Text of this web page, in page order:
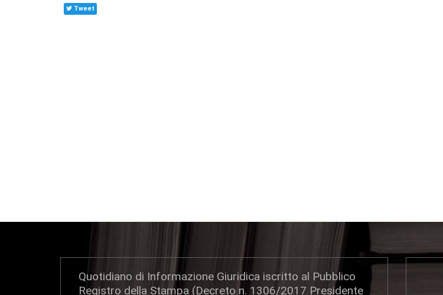
Tweet
Quotidiano di Informazione Giuridica iscritto al Pubblico
Registro della Stampa (Decreto n. 1306/2017 Presidente